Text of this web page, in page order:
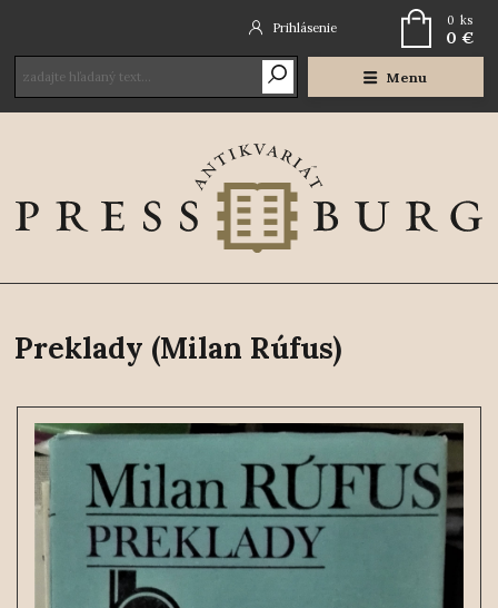
Menu
Prihlásenie 0 ks
0 €
Preklady (Milan Rúfus)